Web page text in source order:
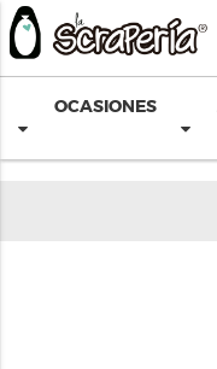
OCASIONES